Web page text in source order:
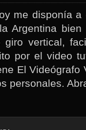
me disponía
Argentina
vertical,
por el video
El Videógrafo
personales.